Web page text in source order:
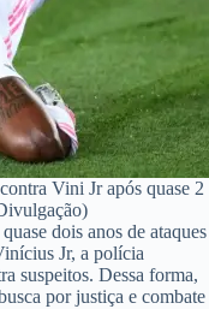
Vini Jr após quase 2
dois anos de ataques
Jr, a polícia
suspeitos. Dessa forma,
por justiça e combate